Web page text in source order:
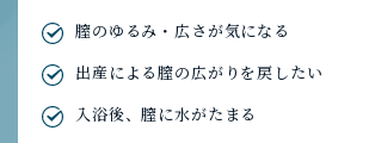
膣のゆるみ・広さが気になる
出産による膣の広がりを戻したい
入浴後、膣に水がたまる